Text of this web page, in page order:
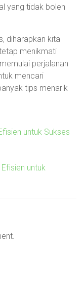
yang tidak boleh
diharapkan kita
menikmati
perjalanan
mencari
tips menarik
untuk Sukses
untuk